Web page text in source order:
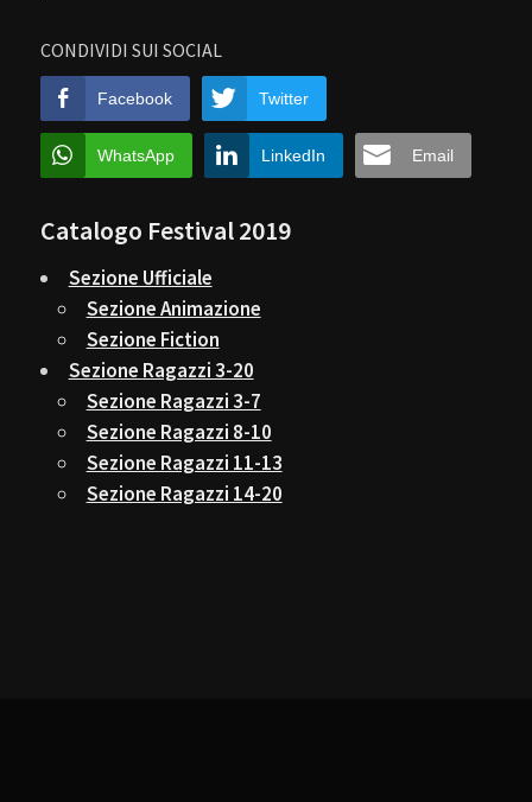
CONDIVIDI SUI SOCIAL
Facebook Twitter
WhatsApp LinkedIn Email
Catalogo Festival 2019
Sezione Ufficiale
Sezione Animazione
Sezione Fiction
Sezione Ragazzi 3-20
Sezione Ragazzi 3-7
Sezione Ragazzi 8-10
Sezione Ragazzi 11-13
Sezione Ragazzi 14-20